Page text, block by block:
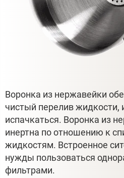
Воронка из нержавейки
чистый перелив жидкости,
испачкаться. Воронка из
инертна по отношению к
жидкостям. Встроенное
нужды пользоваться
фильтрами.